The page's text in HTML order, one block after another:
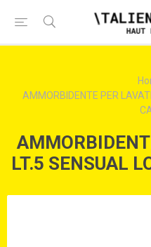
AMMORBIDENTE PER
LT.5 SENSUAL